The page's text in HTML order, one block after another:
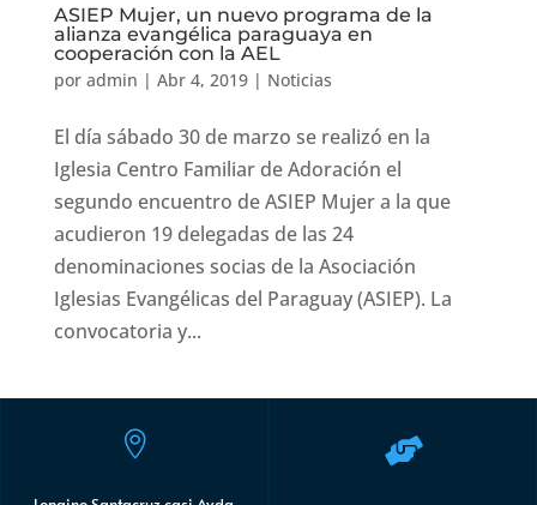
ASIEP Mujer, un nuevo programa de la
alianza evangélica paraguaya en
cooperación con la AEL
por admin | Abr 4, 2019| Noticias
El día sábado 30 de marzo se realizó en la
Iglesia Centro Familiar de Adoración el
segundo encuentro de ASIEP Mujer a la que
acudieron 19 delegadas de las 24
denominaciones socias de la Asociación
Iglesias Evangélicas del Paraguay (ASIEP). La
convocatoria y...
 